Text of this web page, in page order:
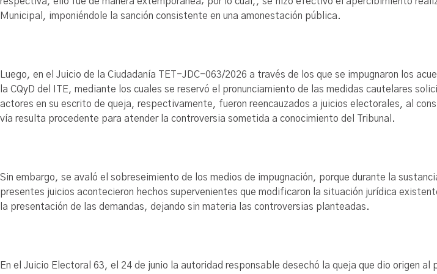
Municipal, imponiéndole la sanción consistente en una amonestación pública.
Luego, en el Juicio de la Ciudadanía TET-JDC-063/2026 a través de los que se impugnaron los
la CQyD del ITE, mediante los cuales se reservó el pronunciamiento de las medidas cautelares
actores en su escrito de queja, respectivamente, fueron reencauzados a juicios electorales, al
vía resulta procedente para atender la controversia sometida a conocimiento del Tribunal.
Sin embargo, se avaló el sobreseimiento de los medios de impugnación, porque durante la
presentes juicios acontecieron hechos supervenientes que modificaron la situación jurídica
la presentación de las demandas, dejando sin materia las controversias planteadas.
En el Juicio Electoral 63, el 24 de junio la autoridad responsable desechó la queja que dio origen al